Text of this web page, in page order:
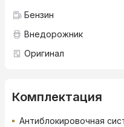
Бензин
Внедорожник
Оригинал
Комплектация
Антиблокировочная